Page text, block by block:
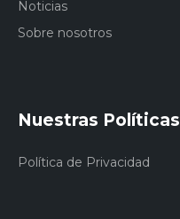
Noticias
Sobre nosotros
Nuestras Políticas
Política de Privacidad